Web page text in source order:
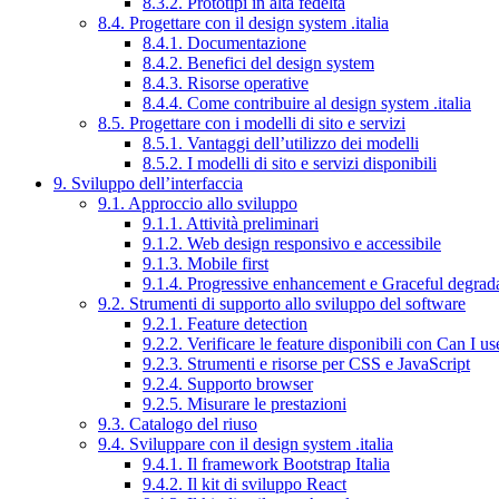
8.4. Progettare con il design system .italia
8.4.1. Documentazione
8.4.2. Benefici del design system
8.4.3. Risorse operative
8.4.4. Come contribuire al design system .italia
8.5. Progettare con i modelli di sito e servizi
8.5.1. Vantaggi dell’utilizzo dei modelli
8.5.2. I modelli di sito e servizi disponibili
9. Sviluppo dell’interfaccia
9.1. Approccio allo sviluppo
9.1.1. Attività preliminari
9.1.2. Web design responsivo e accessibile
9.1.3. Mobile first
9.1.4. Progressive enhancement e Graceful
9.2. Strumenti di supporto allo sviluppo del software
9.2.1. Feature detection
9.2.2. Verificare le feature disponibili con Can I
9.2.3. Strumenti e risorse per CSS e JavaScript
9.2.4. Supporto browser
9.2.5. Misurare le prestazioni
9.3. Catalogo del riuso
9.4. Sviluppare con il design system .italia
9.4.1. Il framework Bootstrap Italia
9.4.2. Il kit di sviluppo React